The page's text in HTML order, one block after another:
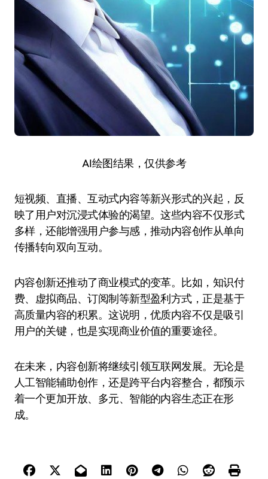
AI绘图结果，仅供参考
短视频、直播、互动式内容等新兴形式的兴起，反
映了用户对沉浸式体验的渴望。这些内容不仅形式
多样，还能增强用户参与感，推动内容创作从单向
传播转向双向互动。
内容创新还推动了商业模式的变革。比如，知识付
费、虚拟商品、订阅制等新型盈利方式，正是基于
高质量内容的积累。这说明，优质内容不仅是吸引
用户的关键，也是实现商业价值的重要途径。
在未来，内容创新将继续引领互联网发展。无论是
人工智能辅助创作，还是跨平台内容整合，都预示
着一个更加开放、多元、智能的内容生态正在形
成。